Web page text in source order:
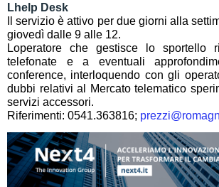
Lhelp Desk
Il servizio è attivo per due giorni alla
giovedì dalle 9 alle 12.
Loperatore che gestisce
o sportello
telefonate e a eventuali
conference, interloquendo con gli
dubbi relativi al Mercato telematico
servizi accessori.
Riferimenti: 0541.363816;